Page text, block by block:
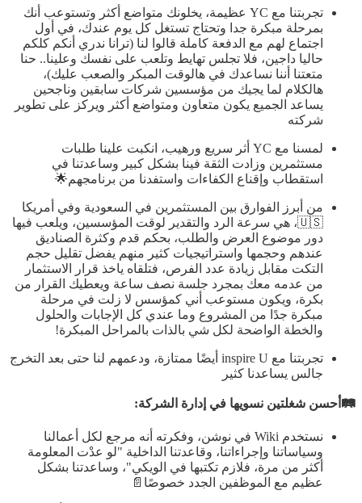
تجربتنا مع YC عظيمة، يخلونك متواضع أكثر وتستوعب أنك
بمرحلة مبكرة جدا وتحتاج تستغل كل يوم عندك، في أول
اجتماع لهم مع الدفعة كاملة قالوا لنا (ترانا ندري أنكم كلكم
حاليا داجين، فلا تجلس تهايط وتلعب على نفسك وعلينا.. حنا
متعتنا أننا نساعدك في هالوقت المبكر والصعب عليك)،
هالكلام لما يجيك من مؤسسين شركات سابقين وناجحين
يساعد الجميع يكون متعاون ومتواضع أكثر ويركز على تطوير
شركته
لمسنا مع YC أثر سريع ورهيب، انكبت علينا طلبات
مستثمرين وزادت الثقة فينا بشكل كبير وساعدتنا في
استقطاب وإقناع الكفاءات واستفدنا من برنامجهم🌟
من أبرز الفوارق بين المستثمرين في السعودية وفي أمريكا
🇺🇸، هي سرعة الرد والتقدير لوقت المؤسسين، ويلعب فيها
دور موضوع العرض والطلب، بحكم قدم وكثرة الصناديق
عندهم وحجمها واستراتيجيات كثير منهم يفضل تقليل حجم
التكت مقابل زيادة عدد الفرص، فتلقاه ياخذ قرار الاستثمار
من عدمه معك بمجرد جلسة نصف ساعة ويعطيك القرار من
بكرة، ويكون مستوعب أني كمؤسس لا زلت في مرحلة
مبكرة جدًا من المشروع وما عندي كل الإجابات والحلول
والخطة الواضحة لكل شي بالذات بالمراحل المبكرة!
تجربتنا مع inspire U أيضًا ممتازة، ودعمهم لنا حتى بعد التخرج
جالس يساعدنا كثير
🛤️أحسن شغلتين نسويها في إدارة الشركة:
نستخدم Wiki في نوشن، وفكرته أنه مرجع لكل أعمالنا
وسياساتنا وإجراءاتنا، وقاعدتنا الداخلية "لو عدْت المعلومة
أكثر من مرة، فلازم تكتبها في الويكي"، وساعدتنا بشكل
عظيم مع الموظفين الجدد خصوصًا📄